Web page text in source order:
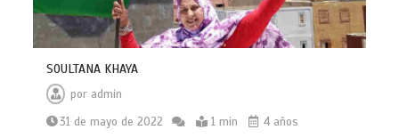
SOULTANA KHAYA
por admin
31 de mayo de 2022
1 min
4 años